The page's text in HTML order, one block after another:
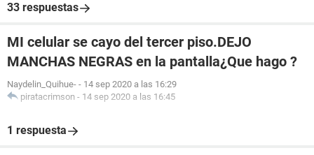
33 respuestas
MI celular se cayo del tercer piso.DEJO
MANCHAS NEGRAS en la pantalla¿Que hago ?
Naydelin_Quihue- - 14 sep 2020 a las 16:29
piratacrimson - 14 sep 2020 a las 16:45
1 respuesta